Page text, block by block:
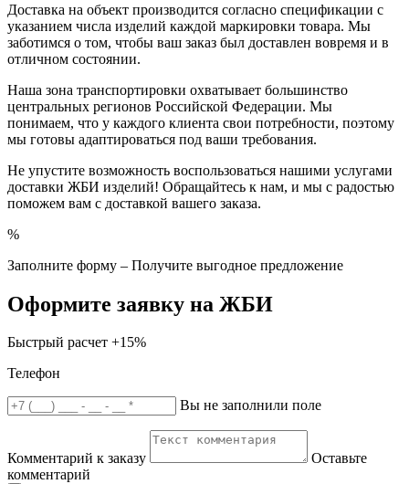
Доставка на объект производится согласно спецификации с
указанием числа изделий каждой маркировки товара. Мы
заботимся о том, чтобы ваш заказ был доставлен вовремя и в
отличном состоянии.
Наша зона транспортировки охватывает большинство
центральных регионов Российской Федерации. Мы
понимаем, что у каждого клиента свои потребности, поэтому
мы готовы адаптироваться под ваши требования.
Не упустите возможность воспользоваться нашими услугами
доставки ЖБИ изделий! Обращайтесь к нам, и мы с радостью
поможем вам с доставкой вашего заказа.
%
Заполните форму – Получите выгодное предложение
Оформите заявку на ЖБИ
Быстрый расчет +15%
Телефон
Вы не заполнили поле
Комментарий к заказу
Оставьте
комментарий